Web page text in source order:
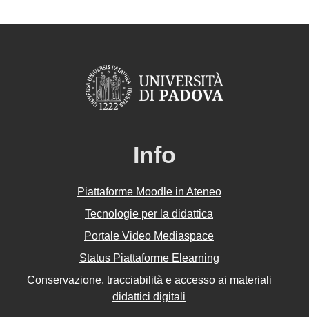
Info
Piattaforme Moodle in Ateneo
Tecnologie per la didattica
Portale Video Mediaspace
Status Piattaforme Elearning
Conservazione, tracciabilità e accesso ai materiali
didattici digitali